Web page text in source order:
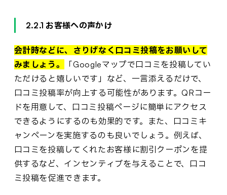
2.2.1 お客様への声かけ
会計時などに、さりげなく口コミ投稿をお願いして
みましょう。
「Googleマップで口コミを投稿してい
ただけると嬉しいです」など、一言添えるだけで、
口コミ投稿率が向上する可能性があります。QRコー
ドを用意して、口コミ投稿ページに簡単にアクセス
できるようにするのも効果的です。また、口コミキ
ャンペーンを実施するのも良いでしょう。例えば、
口コミを投稿してくれたお客様に割引クーポンを提
供するなど、インセンティブを与えることで、口コ
ミ投稿を促進できます。